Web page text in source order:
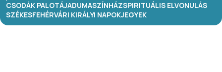
CSODÁK PALOTÁJADUMASZÍNHÁZSPIRITUÁLIS ELVONULÁS
SZÉKESFEHÉRVÁRI KIRÁLYI NAPOKJEGYEK